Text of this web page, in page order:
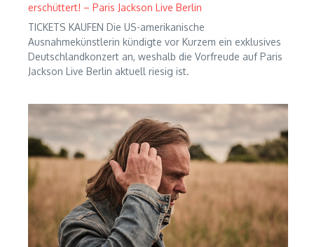
erschüttert! – Paris Jackson Live Berlin
TICKETS KAUFEN Die US-amerikanische
Ausnahmekünstlerin kündigte vor Kurzem ein exklusives
Deutschlandkonzert an, weshalb die Vorfreude auf Paris
Jackson Live Berlin aktuell riesig ist.